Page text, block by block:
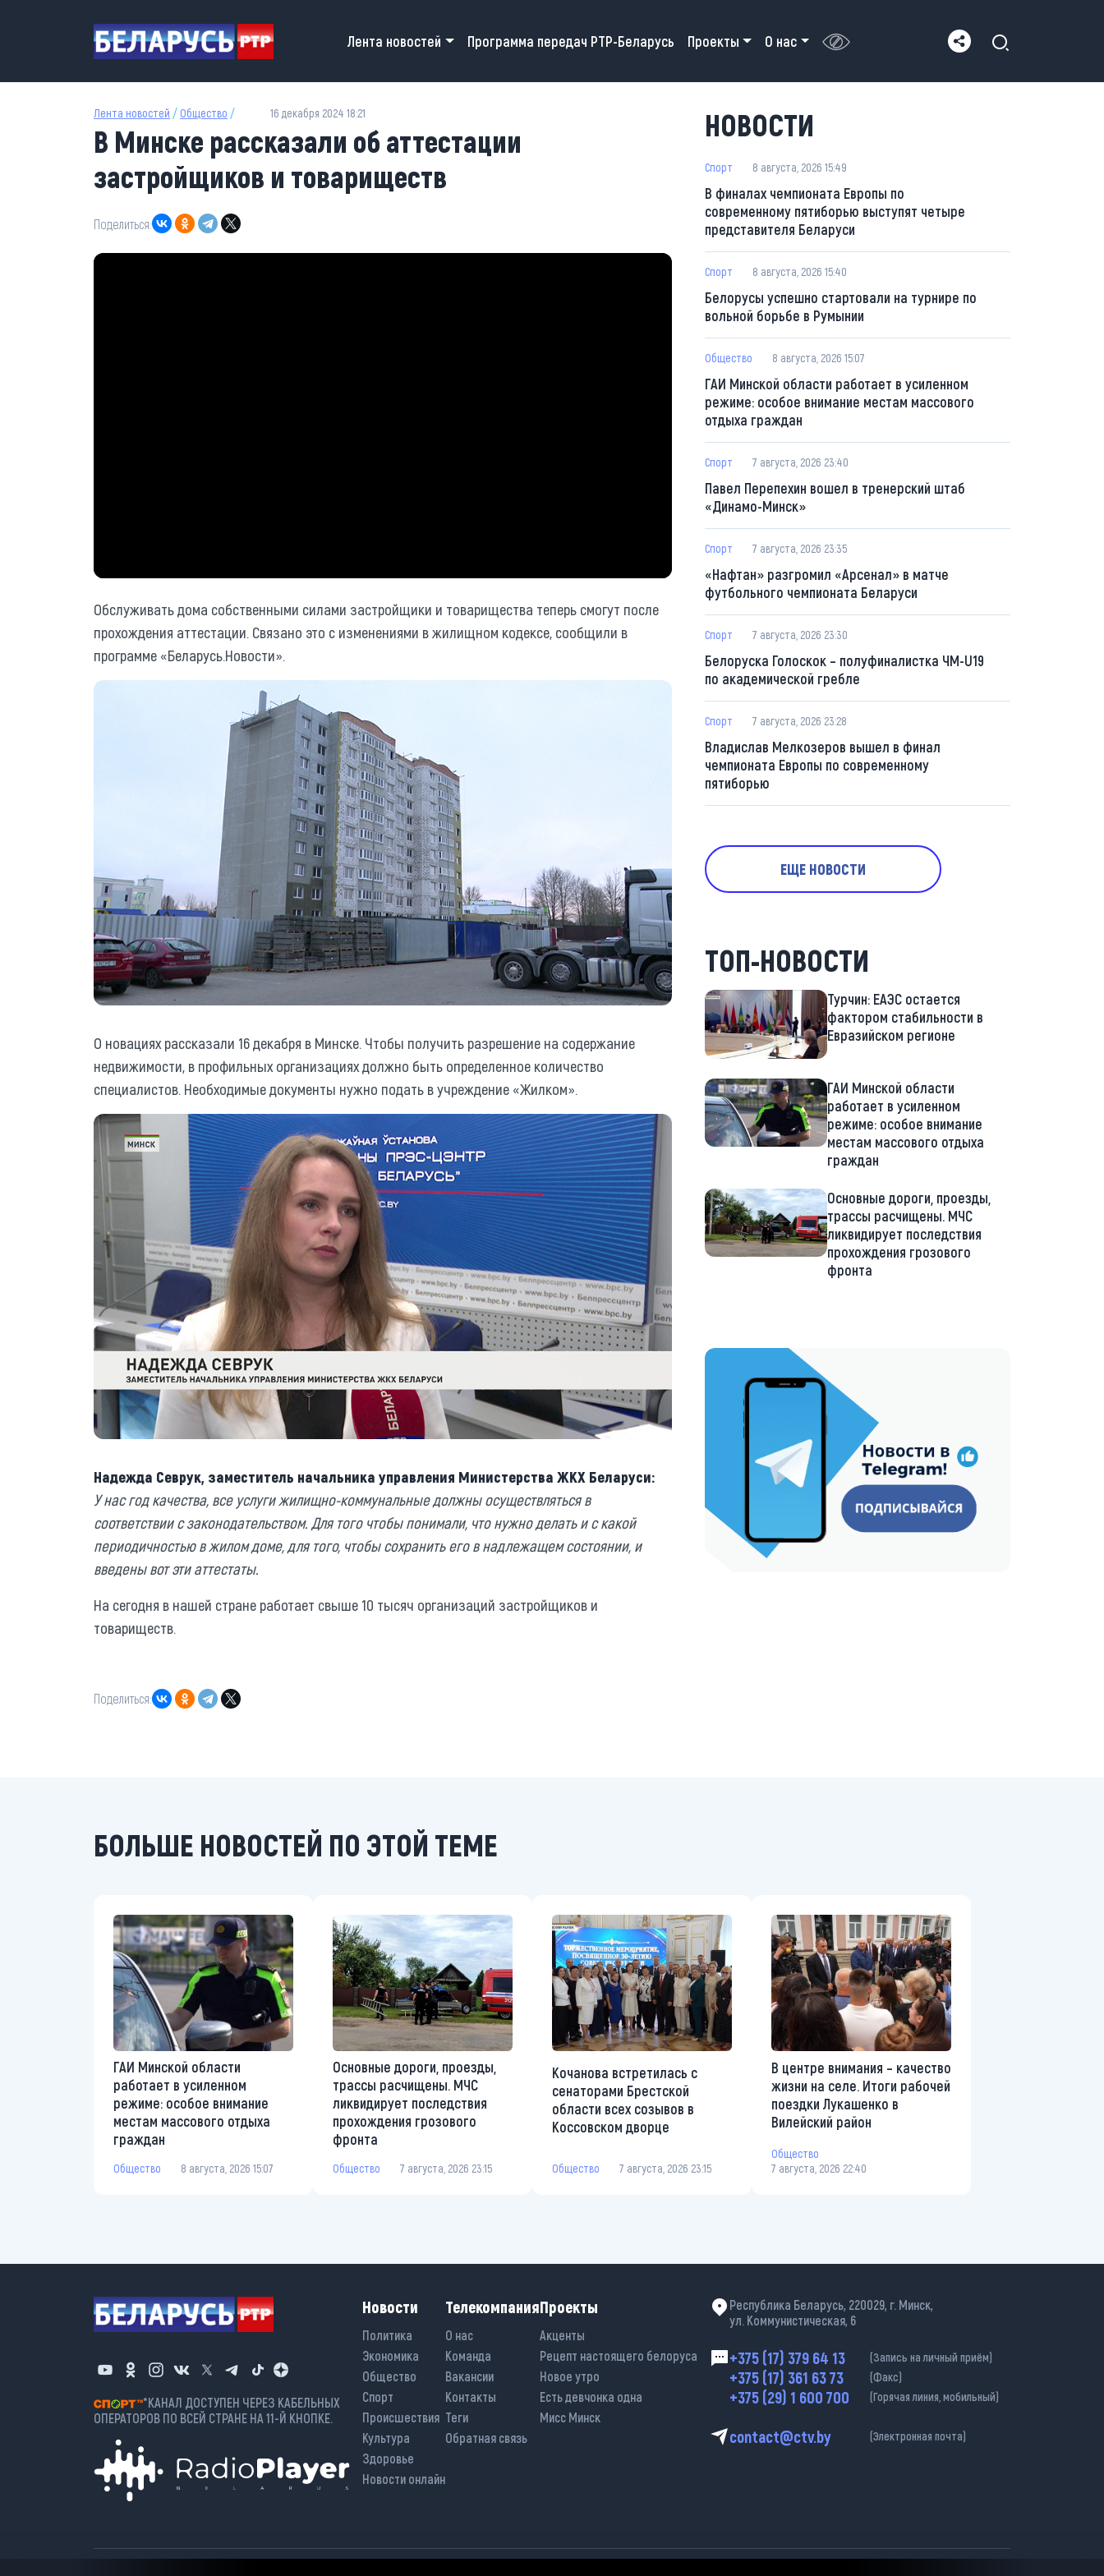
Main navigation
Лента новостей Программа передач РТР-Беларусь Проекты О нас
Лента новостей / Общество / 16 декабря 2024 18:21
В Минске рассказали об аттестации
застройщиков и товариществ
Поделиться:
Обслуживать дома собственными силами застройщики и товарищества теперь смогут после
прохождения аттестации. Связано это с изменениями в жилищном кодексе, сообщили в
программе «Беларусь.Новости».
О новациях рассказали 16 декабря в Минске. Чтобы получить разрешение на содержание
недвижимости, в профильных организациях должно быть определенное количество
специалистов. Необходимые документы нужно подать в учреждение «Жилком».
Надежда Севрук, заместитель начальника управления Министерства ЖКХ Беларуси:
У нас год качества, все услуги жилищно-коммунальные должны осуществляться в
соответствии с законодательством. Для того чтобы понимали, что нужно делать и с какой
периодичностью в жилом доме, для того, чтобы сохранить его в надлежащем состоянии, и
введены вот эти аттестаты.
На сегодня в нашей стране работает свыше 10 тысяч организаций застройщиков и
товариществ.
Поделиться:
НОВОСТИ
Спорт 8 августа, 2026 15:49
В финалах чемпионата Европы по
современному пятиборью выступят четыре
представителя Беларуси
Спорт 8 августа, 2026 15:40
Белорусы успешно стартовали на турнире по
вольной борьбе в Румынии
Общество 8 августа, 2026 15:07
ГАИ Минской области работает в усиленном
режиме: особое внимание местам массового
отдыха граждан
Спорт 7 августа, 2026 23:40
Павел Перепехин вошел в тренерский штаб
«Динамо-Минск»
Спорт 7 августа, 2026 23:35
«Нафтан» разгромил «Арсенал» в матче
футбольного чемпионата Беларуси
Спорт 7 августа, 2026 23:30
Белоруска Голоскок – полуфиналистка ЧМ-U19
по академической гребле
Спорт 7 августа, 2026 23:28
Владислав Мелкозеров вышел в финал
чемпионата Европы по современному
пятиборью
ЕЩЕ НОВОСТИ
ТОП-НОВОСТИ
Турчин: ЕАЭС остается
фактором стабильности в
Евразийском регионе
ГАИ Минской области
работает в усиленном
режиме: особое внимание
местам массового отдыха
граждан
Основные дороги, проезды,
трассы расчищены. МЧС
ликвидирует последствия
прохождения грозового
фронта
https://t.me/minskctvby
БОЛЬШЕ НОВОСТЕЙ ПО ЭТОЙ ТЕМЕ
ГАИ Минской области
работает в усиленном
режиме: особое внимание
местам массового отдыха
граждан
Общество 8 августа, 2026 15:07
Основные дороги, проезды,
трассы расчищены. МЧС
ликвидирует последствия
прохождения грозового
фронта
Общество 7 августа, 2026 23:15
Кочанова встретилась с
сенаторами Брестской
области всех созывов в
Коссовском дворце
Общество 7 августа, 2026 23:15
В центре внимания – качество
жизни на селе. Итоги рабочей
поездки Лукашенко в
Вилейский район
Общество
7 августа, 2026 22:40
*КАНАЛ ДОСТУПЕН ЧЕРЕЗ КАБЕЛЬНЫХ
ОПЕРАТОРОВ ПО ВСЕЙ СТРАНЕ НА 11-Й КНОПКЕ.
Новости
Политика
Экономика
Общество
Спорт
Происшествия
Культура
Здоровье
Новости онлайн
Телекомпания
О нас
Команда
Вакансии
Контакты
Теги
Обратная связь
Проекты
Акценты
Рецепт настоящего белоруса
Новое утро
Есть девчонка одна
Мисс Минск
Республика Беларусь, 220029, г. Минск,
ул. Коммунистическая, 6
+375 (17) 379 64 13 (Запись на личный приём)
+375 (17) 361 63 73 (Факс)
+375 (29) 1 600 700 (Горячая линия, мобильный)
contact@ctv.by (Электронная почта)